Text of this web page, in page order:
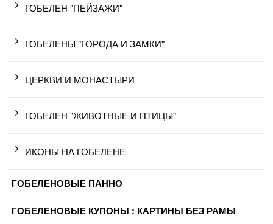
ГОБЕЛЕН "ПЕЙЗАЖИ"
ГОБЕЛЕНЫ "ГОРОДА И ЗАМКИ"
ЦЕРКВИ И МОНАСТЫРИ
ГОБЕЛЕН "ЖИВОТНЫЕ И ПТИЦЫ"
ИКОНЫ НА ГОБЕЛЕНЕ
ГОБЕЛЕНОВЫЕ ПАННО
ГОБЕЛЕНОВЫЕ КУПОНЫ : КАРТИНЫ БЕЗ РАМЫ